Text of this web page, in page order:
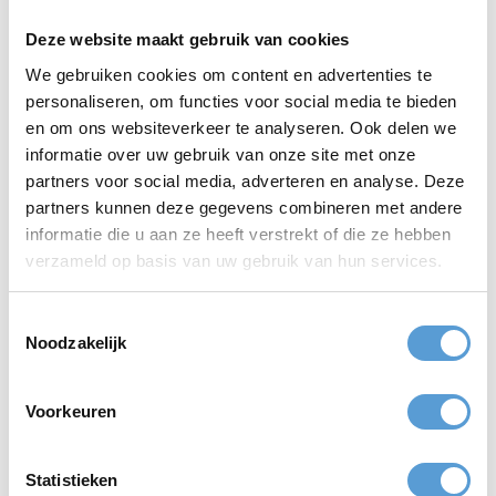
Deze website maakt gebruik van cookies
We gebruiken cookies om content en advertenties te
personaliseren, om functies voor social media te bieden
en om ons websiteverkeer te analyseren. Ook delen we
informatie over uw gebruik van onze site met onze
partners voor social media, adverteren en analyse. Deze
partners kunnen deze gegevens combineren met andere
informatie die u aan ze heeft verstrekt of die ze hebben
verzameld op basis van uw gebruik van hun services.
Noodzakelijk
Voorkeuren
Statistieken
is beschikbaar voor elk budget. Wil jij je workshop combineren
wij graag met de strandtenten en beachclubs die het beste bij
jouw groep past. Er is keuze uit een voordelige of exclusievere
Salsa danssettingaan zee.
Meer informatie over de workshop Salsadansen in Scheveningen
of andere workshops in Scheveningen? Vraag Beleving aan Zee
naar de verschillende mogelijkheden voor combinatieworkshops
en workshops voor grote groepen.
Offerte aanvragen